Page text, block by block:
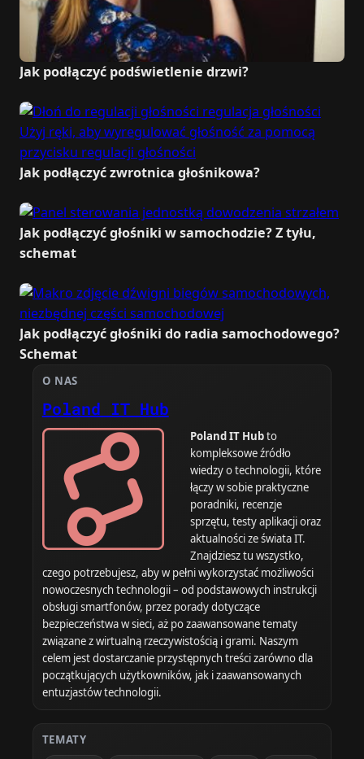
Jak podłączyć podświetlenie drzwi?
Jak podłączyć zwrotnica głośnikowa?
Jak podłączyć głośniki w samochodzie? Z tyłu,
schemat
Jak podłączyć głośniki do radia samochodowego?
Schemat
O NAS
Poland IT Hub
Poland IT Hubto
kompleksowe źródło
wiedzy o technologii, które
łączy w sobie praktyczne
poradniki, recenzje
sprzętu, testy aplikacji oraz
aktualności ze świata IT.
Znajdziesz tu wszystko,
czego potrzebujesz, aby w pełni wykorzystać możliwości
nowoczesnych technologii – od podstawowych instrukcji
obsługi smartfonów, przez porady dotyczące
bezpieczeństwa w sieci, aż po zaawansowane tematy
związane z wirtualną rzeczywistością i grami. Naszym
celem jest dostarczanie przystępnych treści zarówno dla
początkujących użytkowników, jak i zaawansowanych
entuzjastów technologii.
TEMATY